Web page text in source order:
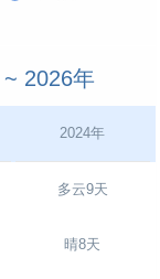
2026年
2024年
多云9天
晴8天